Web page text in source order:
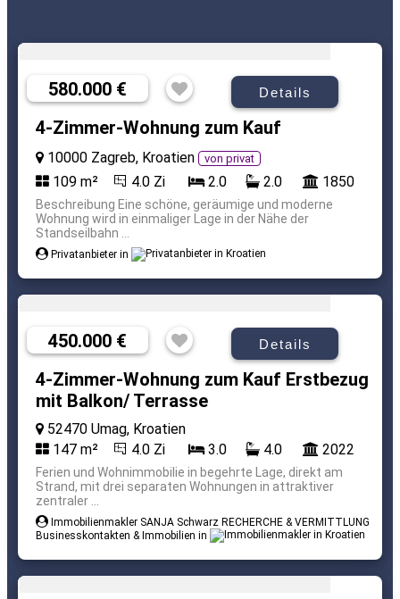
580.000 € Details
4-Zimmer-Wohnung zum Kauf
10000 Zagreb, Kroatien von privat
109 m² 4.0 Zi 2.0 2.0 1850
Beschreibung Eine schöne, geräumige und moderne
Wohnung wird in einmaliger Lage in der Nähe der
Standseilbahn ...
Privatanbieter in
450.000 € Details
4-Zimmer-Wohnung zum Kauf Erstbezug
mit Balkon/ Terrasse
52470 Umag, Kroatien
147 m²
4.0 Zi 3.0 4.0 2022
Ferien und Wohnimmobilie in begehrte Lage, direkt am
Strand, mit drei separaten Wohnungen in attraktiver
zentraler ...
Immobilienmakler SANJA Schwarz RECHERCHE & VERMITTLUNG
Businesskontakten & Immobilien in